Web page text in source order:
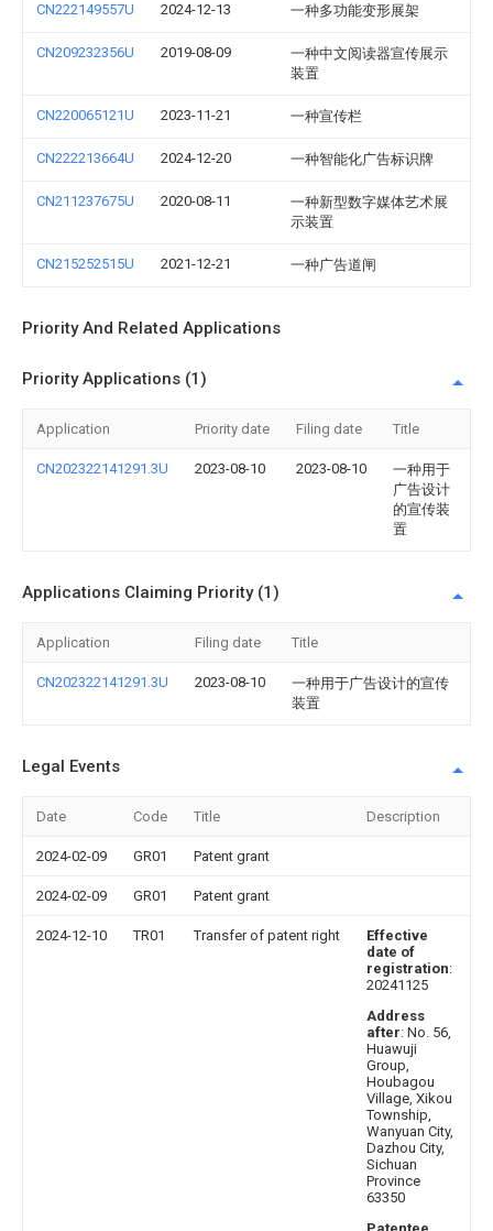
CN222149557U 2024-12-13 一种多功能变形展架
CN209232356U 2019-08-09
一种中文阅读器宣传展示
装置
CN220065121U 2023-11-21 一种宣传栏
CN222213664U 2024-12-20 一种智能化广告标识牌
CN211237675U 2020-08-11
一种新型数字媒体艺术展
示装置
CN215252515U 2021-12-21 一种广告道闸
Priority And Related Applications
Priority Applications (1)
Application Priority date Filing date Title
CN202322141291.3U 2023-08-10 2023-08-10
一种用于
广告设计
的宣传装
置
Applications Claiming Priority (1)
Application Filing date Title
CN202322141291.3U 2023-08-10
一种用于广告设计的宣传
装置
Legal Events
Date Code Title Description
2024-02-09 GR01 Patent grant
2024-02-09 GR01 Patent grant
2024-12-10 TR01 Transfer of patent right
Effective
date of
registration:
20241125
Address
after: No. 56,
Huawuji
Group,
Houbagou
Village, Xikou
Township,
Wanyuan City,
Dazhou City,
Sichuan
Province
63350